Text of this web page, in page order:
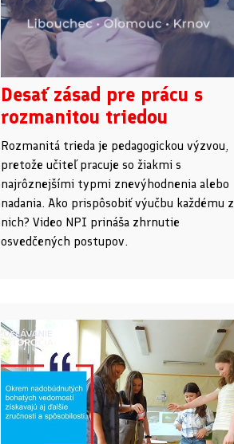
Desať zásad pre prácu s
rozmanitou triedou
Rozmanitá trieda je pedagogickou výzvou,
pretože učiteľ pracuje so žiakmi s
najrôznejšími typmi znevýhodnenia alebo
nadania. Ako prispôsobiť výučbu každému z
nich? Video NPI prináša zhrnutie
osvedčených postupov.